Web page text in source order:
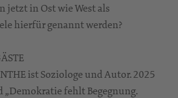
jetzt in Ost wie West als
hierfür genannt werden?
ist Soziologe und Autor. 2025
„Demokratie fehlt Begegnung.